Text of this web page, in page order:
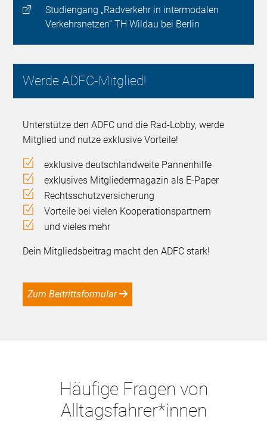
Studiengang „Radverkehr in intermodalen
Verkehrsnetzen“ TH Wildau bei Berlin
Werde ADFC-Mitglied!
Unterstütze den ADFC und die Rad-Lobby, werde
Mitglied und nutze exklusive Vorteile!
exklusive deutschlandweite Pannenhilfe
exklusives Mitgliedermagazin als E-Paper
Rechtsschutzversicherung
Vorteile bei vielen Kooperationspartnern
und vieles mehr
Dein Mitgliedsbeitrag macht den ADFC stark!
Zum Beitrittsformular
Häufige Fragen von
Alltagsfahrer*innen